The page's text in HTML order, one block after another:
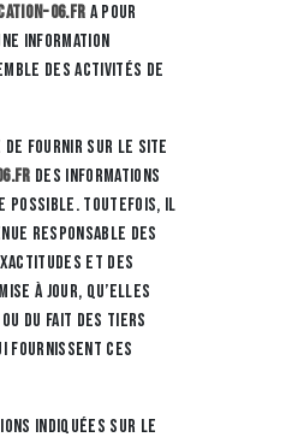
06.fr a pour
information
des activités de
de fournir sur le site
des informations
possible. Toutefois, il
responsable des
et des
à jour, qu’elles
du fait des tiers
fournissent ces
indiquées sur le